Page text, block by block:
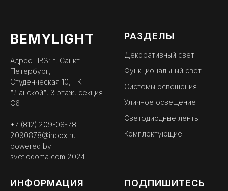
BEMYLIGHT
Адрес ПВЗ: г. Санкт-
Петербург,
Студенческая 10, ТК
"Ланской", 3 этаж, секция
С6
+7 (812) 209-08-78
2090878@inbox.ru
powered by
svetlodoma.com 2024
РАЗДЕЛЫ
Декоративный свет
Функциональный свет
Системы освещения
Уличное освещение
Светодиодные ленты
Комплектующие
ИНФОРМАЦИЯ
ПОДПИШИТЕСЬ